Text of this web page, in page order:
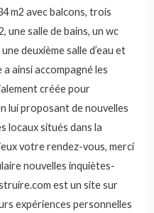
m2 avec balcons, trois
une salle de bains, un wc
deuxième salle d’eau et
ainsi accompagné les
créée pour
lui proposant de nouvelles
locaux situés dans la
votre rendez-vous, merci
nouvelles inquiètes-
est un site sur
expériences personnelles